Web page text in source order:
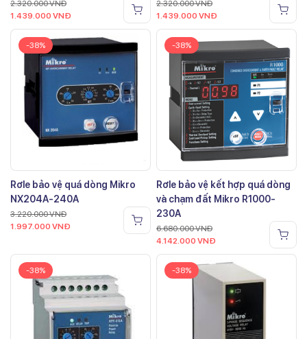
2.320.000VNĐ
1.439.000 VNĐ
2.320.000VNĐ
1.439.000 VNĐ
-38%
Rơle bảo vệ quá dòng Mikro
NX204A-240A
3.220.000VNĐ
1.997.000 VNĐ
-38%
Rơle bảo vệ kết hợp quá dòng
và chạm đất Mikro R1000-
230A
6.680.000VNĐ
4.142.000 VNĐ
-38% -38%